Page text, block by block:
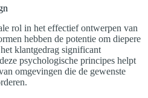
rol in het effectief ontwerpen van
hebben de potentie om diepere
klantgedrag significant
psychologische principes helpt
omgevingen die de gewenste